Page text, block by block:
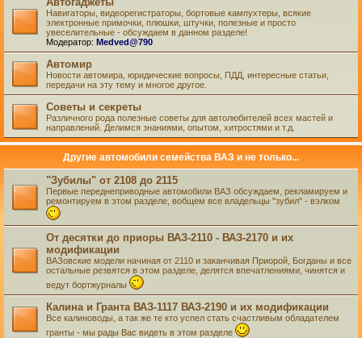
Навигаторы, видеорегистраторы, бортовые кампухтеры, всякие
электронные примочки, плюшки, штучки, полезные и просто
увеселительные - обсуждаем в данном разделе!
Модератор: Medved@790
Автомир
Новости автомира, юридические вопросы, ПДД, интересные статьи,
передачи на эту тему и многое другое.
Советы и секреты
Различного рода полезные советы для автолюбителей всех мастей и
направлений. Делимся знаниями, опытом, хитростями и т.д.
Другие автомобили семейства ВАЗ и не только...
"Зубилы" от 2108 до 2115
Первые переднеприводные автомобили ВАЗ обсуждаем, рекламируем и
ремонтируем в этом разделе, вобщем все владельцы "зубил" - вэлком
От десятки до приоры ВАЗ-2110 - ВАЗ-2170 и их
модификации
ВАЗовские модели начиная от 2110 и заканчивая Приорой, Богданы и все
остальные резвятся в этом разделе, делятся впечатлениями, чинятся и
ведут бортжурналы
Калина и Гранта ВАЗ-1117 ВАЗ-2190 и их модификации
Все калиноводы, а так же те кто успел стать счастливым обладателем
гранты - мы рады Вас видеть в этом разделе